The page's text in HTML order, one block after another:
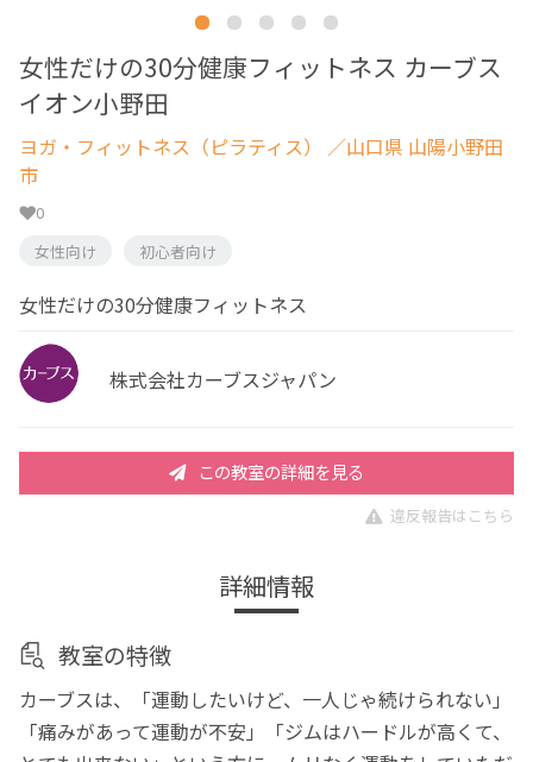
女性だけの30分健康フィットネス カーブス
イオン小野田
ヨガ・フィットネス（ピラティス）
／山口県 山陽小野田
市
0
女性向け
初心者向け
女性だけの30分健康フィットネス
株式会社カーブスジャパン
この教室の詳細を見る
違反報告はこちら
詳細情報
教室の特徴
カーブスは、「運動したいけど、一人じゃ続けられない」
「痛みがあって運動が不安」「ジムはハードルが高くて、